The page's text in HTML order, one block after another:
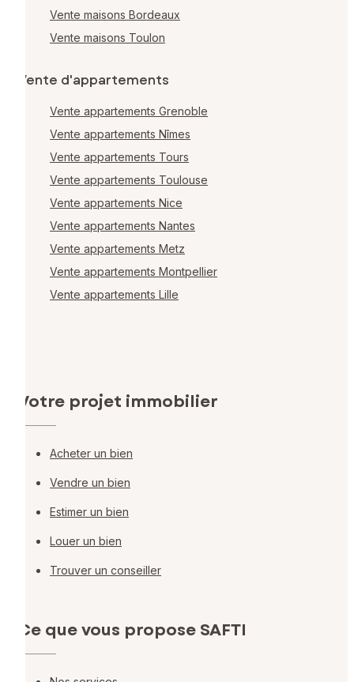
Vente maisons Bordeaux
Vente maisons Toulon
Vente d'appartements
Vente appartements Grenoble
Vente appartements Nîmes
Vente appartements Tours
Vente appartements Toulouse
Vente appartements Nice
Vente appartements Nantes
Vente appartements Metz
Vente appartements Montpellier
Vente appartements Lille
Votre projet immobilier
Acheter un bien
Vendre un bien
Estimer un bien
Louer un bien
Trouver un conseiller
Ce que vous propose SAFTI